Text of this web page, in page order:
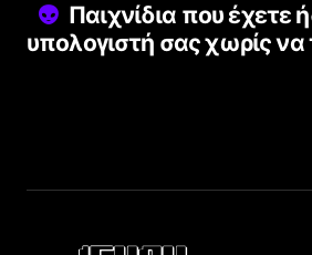
Παιχνίδια που έχετε
υπολογιστή σας χωρίς να